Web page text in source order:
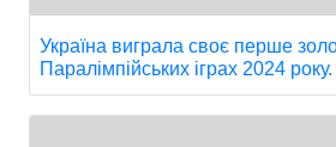
Україна виграла своє перше
Паралімпійських іграх 2024 року.